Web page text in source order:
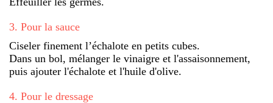
3. Pour la sauce
Ciseler finement l’échalote en petits cubes.
Dans un bol, mélanger le vinaigre et l'assaisonnement,
puis ajouter l'échalote et l'huile d'olive.
4. Pour le dressage